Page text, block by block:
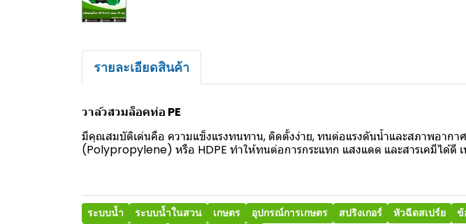
รายละเอียดสินค้า
วาล์วสวมล็อคท่อ PE
มีคุณสมบัติเด่นคือ ความแข็งแรงทนทาน, ติดตั้งง่าย, ทนต่อแรงดันน้ำและสภาพอาก
(Polypropylene) หรือ HDPE ทำให้ทนต่อการกระแทก แสงแดด และสารเคมีได้ดี
ระบบน้ำ ระบบน้ำในสวน เกษตร อุปกรณ์การเกษตร สปริงเกอร์ หัวฉีดสเปร์ย ข้